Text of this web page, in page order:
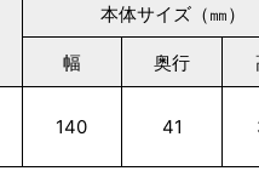
本体サイズ（㎜）
幅 奥行
140 41